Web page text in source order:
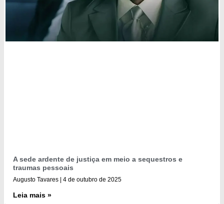
A sede ardente de justiça em meio a sequestros e
traumas pessoais
Augusto Tavares 4 de outubro de 2025
Leia mais »